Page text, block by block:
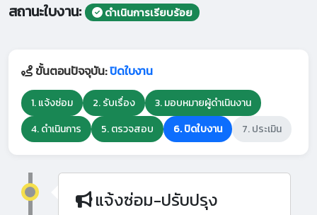
สถานะใบงาน:
ดำเนินการเรียบร้อย
ขั้นตอนปัจจุบัน:ปิดใบงาน
1. แจ้งซ่อม 2. รับเรื่อง
3. มอบหมายผู้ดำเนินงาน
4. ดำเนินการ
5. ตรวจสอบ 6. ปิดใบงาน 7. ประเมิน
แจ้งซ่อม-ปรับปรุง